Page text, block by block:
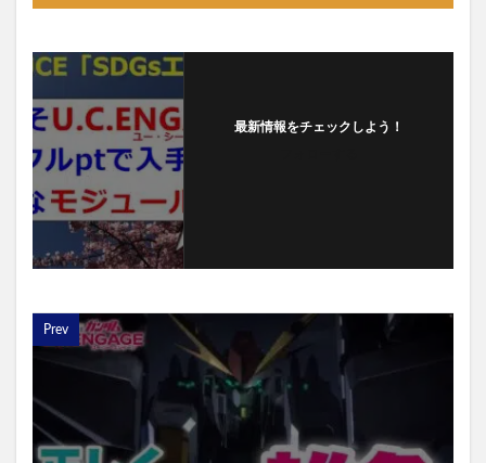
最新情報をチェックしよう！
Prev